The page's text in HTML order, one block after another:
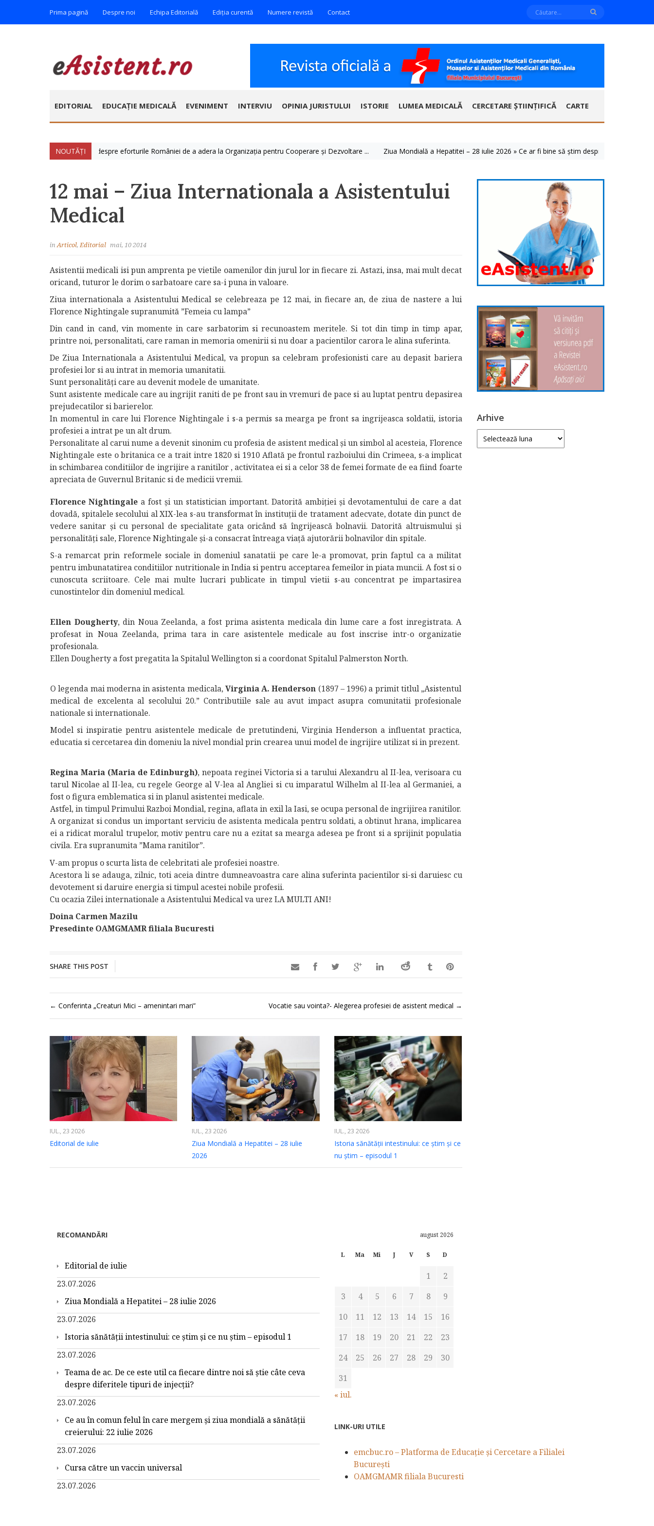
Prima pagină Despre noi Echipa Editorială Ediția curentă Numere revistă Contact
EDITORIAL EDUCAȚIE MEDICALĂ EVENIMENT INTERVIU OPINIA JURISTULUI ISTORIE LUMEA MEDICALĂ CERCETARE ȘTIINȚIFICĂ CARTE
NOUTĂȚI
mult zilele acestea despre eforturile României de a adera la Organizația pentru Cooperare și Dezvoltare ... Ziua Mondială a Hepatitei – 28 iulie 2026 » Ce ar fi bine să știm despre aceste boli cu care
12 mai – Ziua Internationala a Asistentului
Medical
inArticol, Editorial mai, 10 2014
Asistentii medicali isi pun amprenta pe vietile oamenilor din jurul lor in fiecare zi. Astazi, insa, mai mult decat
oricand, tuturor le dorim o sarbatoare care sa-i puna in valoare.
Ziua internationala a Asistentului Medical se celebreaza pe 12 mai, in fiecare an, de ziua de nastere a lui
Florence Nightingale supranumită ”Femeia cu lampa”
Din cand in cand, vin momente in care sarbatorim si recunoastem meritele. Si tot din timp in timp apar,
printre noi, personalitati, care raman in memoria omenirii si nu doar a pacientilor carora le alina suferinta.
De Ziua Internationala a Asistentului Medical, va propun sa celebram profesionisti care au depasit bariera
profesiei lor si au intrat in memoria umanitatii.
Sunt personalități care au devenit modele de umanitate.
Sunt asistente medicale care au ingrijit raniti de pe front sau in vremuri de pace si au luptat pentru depasirea
prejudecatilor si barierelor.
In momentul in care lui Florence Nightingale i s-a permis sa mearga pe front sa ingrijeasca soldatii, istoria
profesiei a intrat pe un alt drum.
Personalitate al carui nume a devenit sinonim cu profesia de asistent medical și un simbol al acesteia, Florence
Nightingale este o britanica ce a trait intre 1820 si 1910 Aflată pe frontul razboiului din Crimeea, s-a implicat
in schimbarea conditiilor de ingrijire a ranitilor , activitatea ei si a celor 38 de femei formate de ea fiind foarte
apreciata de Guvernul Britanic si de medicii vremii.
Florence Nightingalea fost și un statistician important. Datorită ambiției și devotamentului de care a dat
dovadă, spitalele secolului al XIX-lea s-au transformat în instituții de tratament adecvate, dotate din punct de
vedere sanitar și cu personal de specialitate gata oricând să îngrijească bolnavii. Datorită altruismului și
personalități sale, Florence Nightingale și-a consacrat întreaga viață ajutorării bolnavilor din spitale.
S-a remarcat prin reformele sociale in domeniul sanatatii pe care le-a promovat, prin faptul ca a militat
pentru imbunatatirea conditiilor nutritionale in India si pentru acceptarea femeilor in piata muncii. A fost si o
cunoscuta scriitoare. Cele mai multe lucrari publicate in timpul vietii s-au concentrat pe impartasirea
cunostintelor din domeniul medical.
Ellen Dougherty, din Noua Zeelanda, a fost prima asistenta medicala din lume care a fost inregistrata. A
profesat in Noua Zeelanda, prima tara in care asistentele medicale au fost inscrise intr-o organizatie
profesionala.
Ellen Dougherty a fost pregatita la Spitalul Wellington si a coordonat Spitalul Palmerston North.
O legenda mai moderna in asistenta medicala,Virginia A. Henderson (1897 – 1996) a primit titlul „Asistentul
medical de excelenta al secolului 20.” Contributiile sale au avut impact asupra comunitatii profesionale
nationale si internationale.
Model si inspiratie pentru asistentele medicale de pretutindeni, Virginia Henderson a influentat practica,
educatia si cercetarea din domeniu la nivel mondial prin crearea unui model de ingrijire utilizat si in prezent.
Regina Maria (Maria de Edinburgh), nepoata reginei Victoria si a tarului Alexandru al II-lea, verisoara cu
tarul Nicolae al II-lea, cu regele George al V-lea al Angliei si cu imparatul Wilhelm al II-lea al Germaniei, a
fost o figura emblematica si in planul asistentei medicale.
Astfel, in timpul Primului Razboi Mondial, regina, aflata in exil la Iasi, se ocupa personal de ingrijirea ranitilor.
A organizat si condus un important serviciu de asistenta medicala pentru soldati, a obtinut hrana, implicarea
ei a ridicat moralul trupelor, motiv pentru care nu a ezitat sa mearga adesea pe front si a sprijinit populatia
civila. Era supranumita ”Mama ranitilor”.
V-am propus o scurta lista de celebritati ale profesiei noastre.
Acestora li se adauga, zilnic, toti aceia dintre dumneavoastra care alina suferinta pacientilor si-si daruiesc cu
devotement si daruire energia si timpul acestei nobile profesii.
Cu ocazia Zilei internationale a Asistentului Medical va urez LA MULTI ANI!
Doina Carmen Mazilu
Presedinte OAMGMAMR filiala Bucuresti
SHARE THIS POST 
← Conferinta „Creaturi Mici – amenintari mari” Vocatie sau vointa?- Alegerea profesiei de asistent medical →
IUL., 23 2026
Editorial de iulie
IUL., 23 2026
Ziua Mondială a Hepatitei – 28 iulie
2026
IUL., 23 2026
Istoria sănătății intestinului: ce știm și ce
nu știm – episodul 1
Arhive
Arhive
RECOMANDĂRI
Editorial de iulie
23.07.2026
Ziua Mondială a Hepatitei – 28 iulie 2026
23.07.2026
Istoria sănătății intestinului: ce știm și ce nu știm – episodul 1
23.07.2026
Teama de ac. De ce este util ca fiecare dintre noi să știe câte ceva
despre diferitele tipuri de injecții?
23.07.2026
Ce au în comun felul în care mergem și ziua mondială a sănătății
creierului: 22 iulie 2026
23.07.2026
Cursa către un vaccin universal
23.07.2026
august 2026
L Ma Mi J V S D
1
2
3
4 5 6 7 8
9
10
11 12 13 14 15
16
17
18 19 20 21 22
23
24
25 26 27 28 29
30
31
« iul.
LINK-URI UTILE
emcbuc.ro – Platforma de Educație și Cercetare a Filialei
București
OAMGMAMR filiala Bucuresti